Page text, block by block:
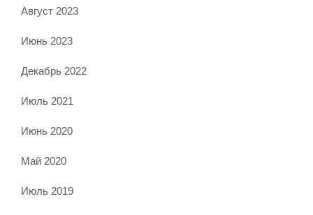
Август 2023
Июнь 2023
Декабрь 2022
Июль 2021
Июнь 2020
Май 2020
Июль 2019